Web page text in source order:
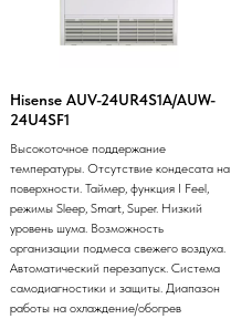
Hisense AUV-24UR4S1A/AUW-
24U4SF1
Высокоточное поддержание
температуры. Отсутствие кондесата на
поверхности. Таймер, функция I Feel,
режимы Sleep, Smart, Super. Низкий
уровень шума. Возможность
организации подмеса свежего воздуха.
Автоматический перезапуск. Система
самодиагностики и защиты. Диапазон
работы на охлаждение/обогрев